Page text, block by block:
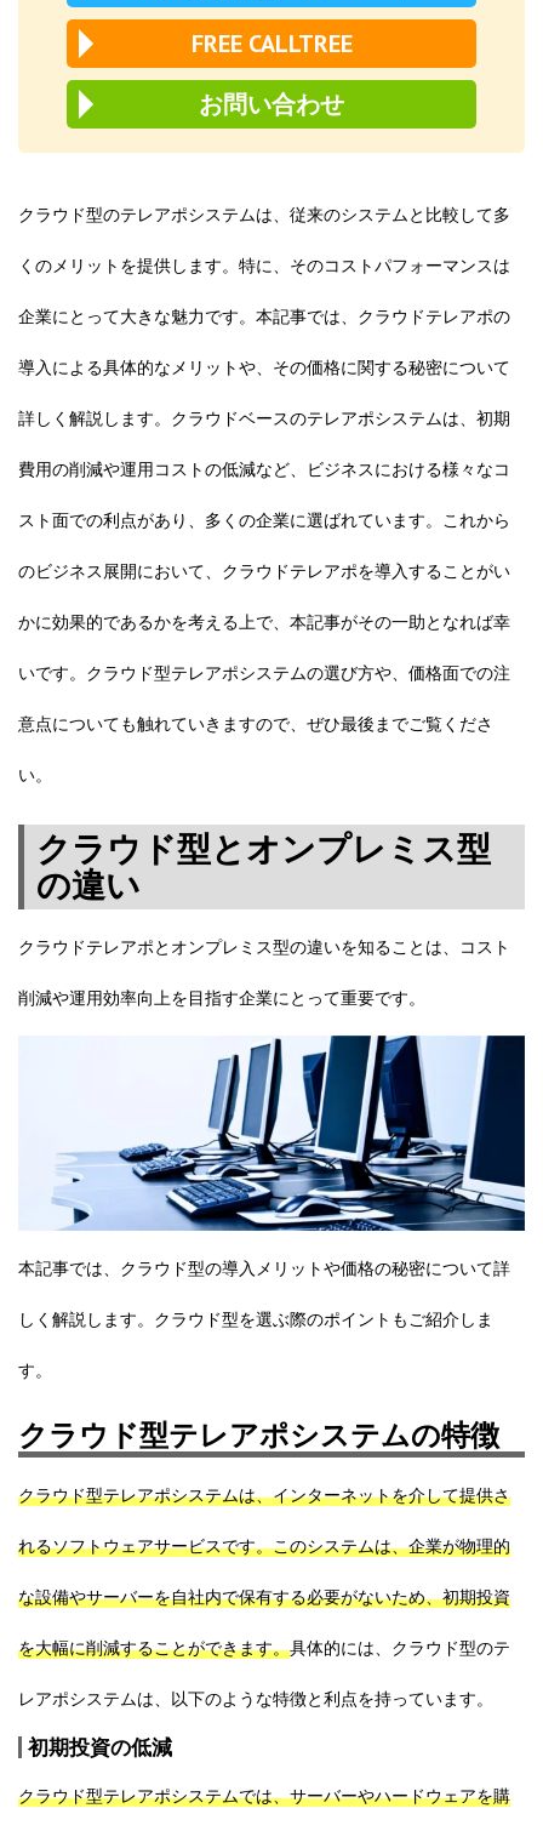
FREE CALLTREE
お問い合わせ
クラウド型のテレアポシステムは、従来のシステムと比較して多
くのメリットを提供します。特に、そのコストパフォーマンスは
企業にとって大きな魅力です。本記事では、クラウドテレアポの
導入による具体的なメリットや、その価格に関する秘密について
詳しく解説します。クラウドベースのテレアポシステムは、初期
費用の削減や運用コストの低減など、ビジネスにおける様々なコ
スト面での利点があり、多くの企業に選ばれています。これから
のビジネス展開において、クラウドテレアポを導入することがい
かに効果的であるかを考える上で、本記事がその一助となれば幸
いです。クラウド型テレアポシステムの選び方や、価格面での注
意点についても触れていきますので、ぜひ最後までご覧くださ
い。
クラウド型とオンプレミス型
の違い
クラウドテレアポとオンプレミス型の違いを知ることは、コスト
削減や運用効率向上を目指す企業にとって重要です。
本記事では、クラウド型の導入メリットや価格の秘密について詳
しく解説します。クラウド型を選ぶ際のポイントもご紹介しま
す。
クラウド型テレアポシステムの特徴
クラウド型テレアポシステムは、インターネットを介して提供さ
れるソフトウェアサービスです。このシステムは、企業が物理的
な設備やサーバーを自社内で保有する必要がないため、初期投資
を大幅に削減することができます。具体的には、クラウド型のテ
レアポシステムは、以下のような特徴と利点を持っています。
初期投資の低減
クラウド型テレアポシステムでは、サーバーやハードウェアを購